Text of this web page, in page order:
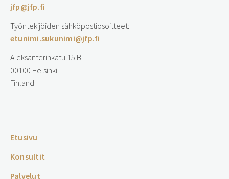
jfp@jfp.fi
Työntekijöiden sähköpostiosoitteet:
etunimi.sukunimi@jfp.fi.
Aleksanterinkatu 15 B
00100 Helsinki
Finland
Etusivu
Konsultit
Palvelut